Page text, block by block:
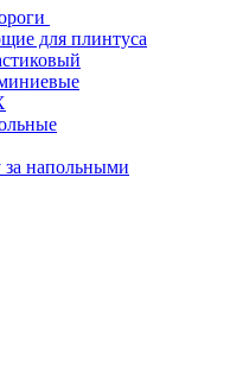
для плинтуса
за напольными